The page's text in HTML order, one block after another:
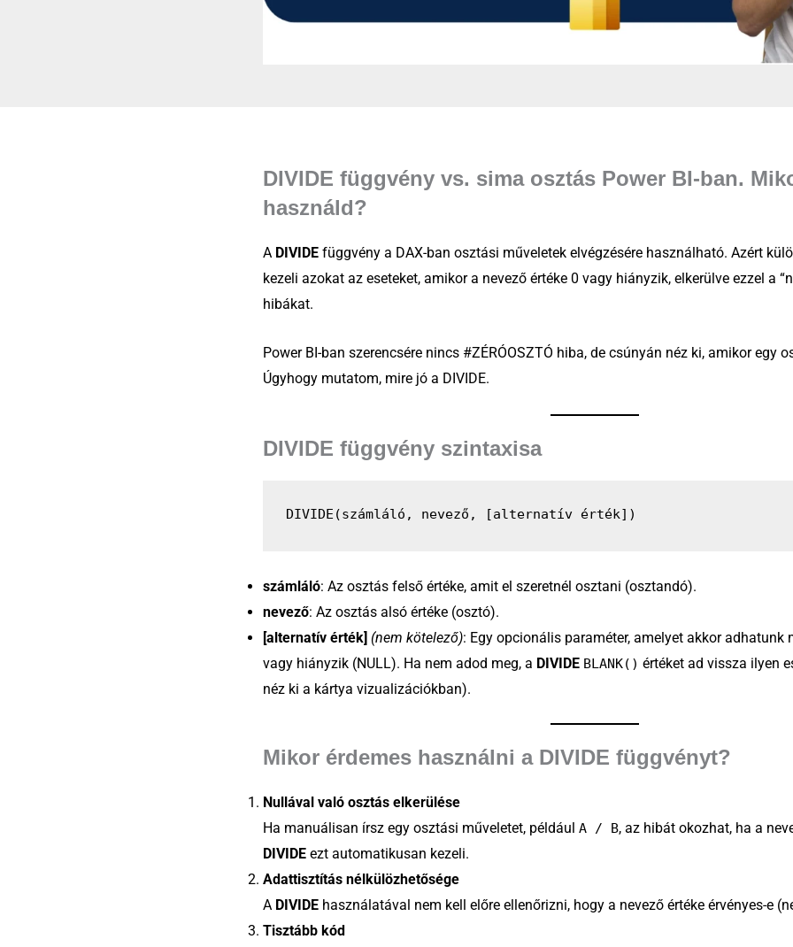
DIVIDE függvény vs. sima osztás Power BI-ban.
használd?
A DIVIDE függvény a DAX-ban osztási műveletek elvégzésére használható. Azért
kezeli azokat az eseteket, amikor a nevező értéke 0 vagy hiányzik, elkerülve ezzel a
hibákat.
Power BI-ban szerencsére nincs #ZÉRÓOSZTÓ hiba, de csúnyán néz ki, amikor egy
Úgyhogy mutatom, mire jó a DIVIDE.
DIVIDE függvény szintaxisa
DIVIDE(számláló, nevező, [alternatív érték])
számláló: Az osztás felső értéke, amit el szeretnél osztani (osztandó).
nevező: Az osztás alsó értéke (osztó).
[alternatív érték] (nem kötelező): Egy opcionális paraméter, amelyet akkor adhatunk
vagy hiányzik (NULL). Ha nem adod meg, a DIVIDE BLANK() értéket ad vissza ilyen
néz ki a kártya vizualizációkban).
Mikor érdemes használni a DIVIDE függvényt?
Nullával való osztás elkerülése
Ha manuálisan írsz egy osztási műveletet, például A / B, az hibát okozhat, ha a
DIVIDE ezt automatikusan kezeli.
Adattisztítás nélkülözhetősége
A DIVIDE használatával nem kell előre ellenőrizni, hogy a nevező értéke érvényes-e
Tisztább kód